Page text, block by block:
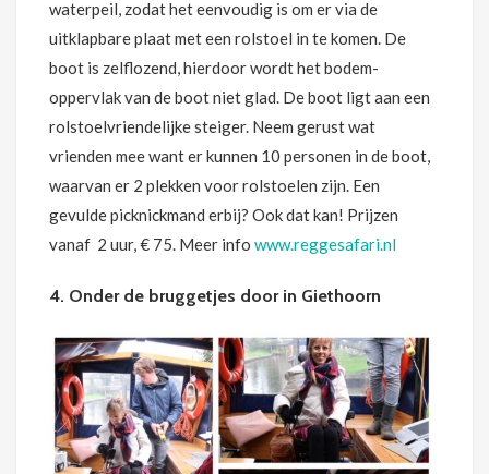
waterpeil, zodat het eenvoudig is om er via de
uitklapbare plaat met een rolstoel in te komen. De
boot is zelflozend, hierdoor wordt het bodem-
oppervlak van de boot niet glad. De boot ligt aan een
rolstoelvriendelijke steiger. Neem gerust wat
vrienden mee want er kunnen 10 personen in de boot,
waarvan er 2 plekken voor rolstoelen zijn. Een
gevulde picknickmand erbij? Ook dat kan! Prijzen
vanaf 2 uur, € 75. Meer info www.reggesafari.nl
4. Onder de bruggetjes door in Giethoorn